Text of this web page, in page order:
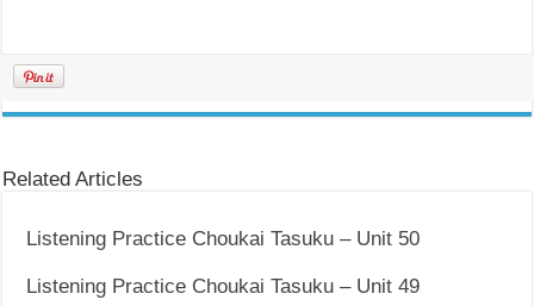
Related Articles
Listening Practice Choukai Tasuku – Unit 50
Listening Practice Choukai Tasuku – Unit 49